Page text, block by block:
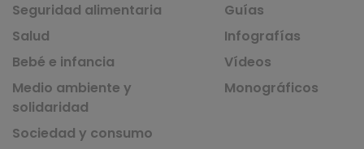
Seguridad alimentaria
Salud
Bebé e infancia
Medio ambiente y
solidaridad
Sociedad y consumo
Guías
Infografías
Vídeos
Monográficos